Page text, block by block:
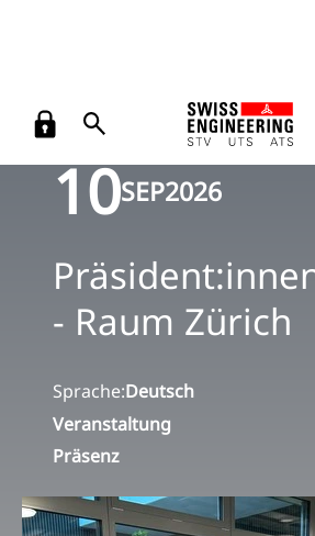
Zurück Veranstaltungen
10SEP2026
- Raum Zürich
Sprache:Deutsch
Veranstaltung
Präsenz